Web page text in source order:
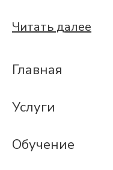
Главная
Услуги
Обучение
Читать далее